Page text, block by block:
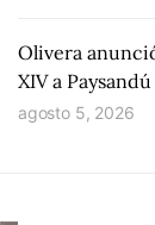
Olivera
XIV a Paysandú
agosto 5, 2026